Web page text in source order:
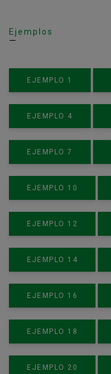
Ejemplos
EJEMPLO 1
EJEMPLO 4
EJEMPLO 7
EJEMPLO 10
EJEMPLO 12
EJEMPLO 14
EJEMPLO 16
EJEMPLO 18
EJEMPLO 20